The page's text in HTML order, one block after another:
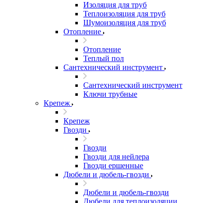
Изоляция для труб
Теплоизоляция для труб
Шумоизоляция для труб
Отопление
Отопление
Теплый пол
Сантехнический инструмент
Сантехнический инструмент
Ключи трубные
Крепеж
Крепеж
Гвозди
Гвозди
Гвозди для нейлера
Гвозди ершенные
Дюбели и дюбель-гвозди
Дюбели и дюбель-гвозди
Дюбели для теплоизоляции